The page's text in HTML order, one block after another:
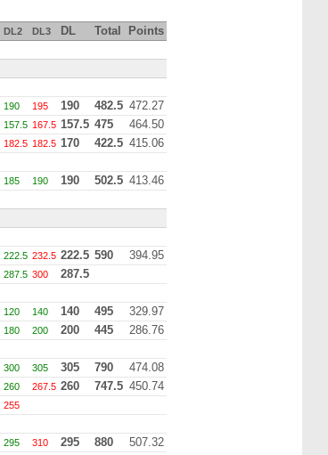
DL2 DL3 DL Total Points
190 195 190 482.5 472.27
157.5 167.5 157.5 475
464.50
182.5 182.5 170 422.5 415.06
185 190 190 502.5 413.46
222.5 232.5 222.5 590
394.95
287.5 300
287.5
120 140 140 495
329.97
180 200 200 445
286.76
300 305 305 790
474.08
260 267.5 260 747.5 450.74
255
295 310 295 880
507.32